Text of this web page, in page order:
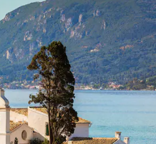
ya da kaydırma hareketleriyle keşfedin.